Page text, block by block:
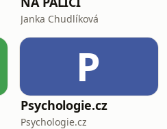
Janka Chudlíková
P
Psychologie.cz
Psychologie.cz